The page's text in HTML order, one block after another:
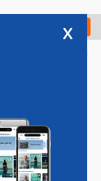
Check in
Vacatures
x